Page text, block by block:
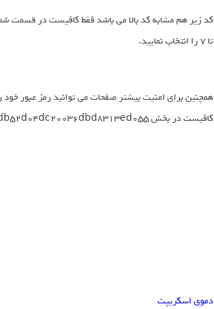
تا 7 را انتخاب نمایید.
کافیست در بخش 81dc9bdb52d04dc20036dbd8313ed055 رمز عبوری که کد کرده اید را قرار دهید.
دموی اسکریپت